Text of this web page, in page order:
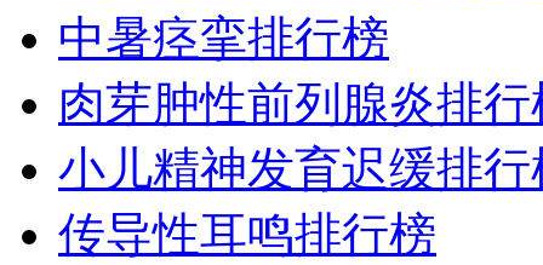
中暑痉挛排行榜
肉芽肿性前列腺炎排行
小儿精神发育迟缓排行
传导性耳鸣排行榜